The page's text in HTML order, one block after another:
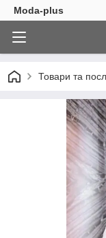
Moda-plus
Товари та